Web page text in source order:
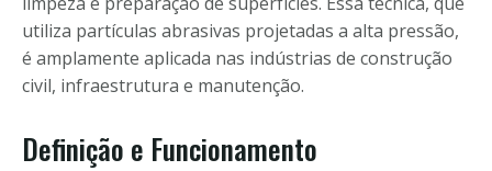
utiliza partículas abrasivas projetadas a alta pressão,
é amplamente aplicada nas indústrias de construção
civil, infraestrutura e manutenção.
Definição e Funcionamento